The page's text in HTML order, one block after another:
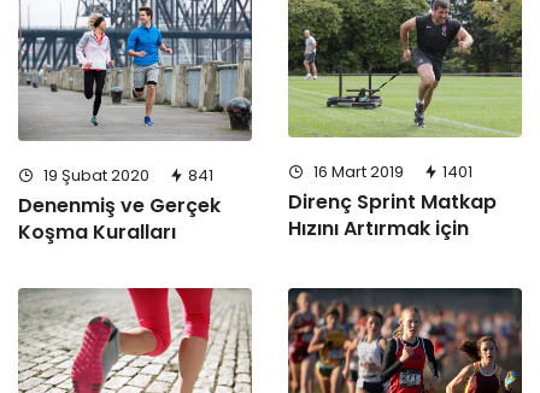
19 Şubat 2020 841
Denenmiş ve Gerçek
Koşma Kuralları
16 Mart 2019 1401
Direnç Sprint Matkap
Hızını Artırmak için